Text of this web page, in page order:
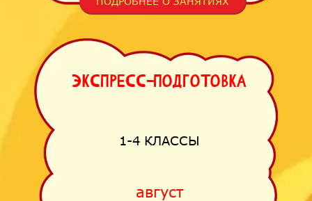
Экспресс-подготовка
1-4 КЛАССЫ
август